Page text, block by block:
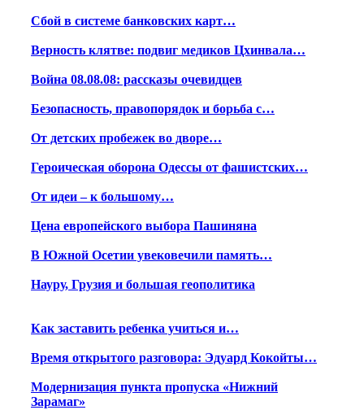
Сбой в системе банковских карт…
Верность клятве: подвиг медиков Цхинвала…
Война 08.08.08: рассказы очевидцев
Безопасность, правопорядок и борьба с…
От детских пробежек во дворе…
Героическая оборона Одессы от фашистских…
От идеи – к большому…
Цена европейского выбора Пашиняна
В Южной Осетии увековечили память…
Науру, Грузия и большая геополитика
Как заставить ребенка учиться и…
Время открытого разговора: Эдуард Кокойты…
Модернизация пункта пропуска «Нижний
Зарамаг»